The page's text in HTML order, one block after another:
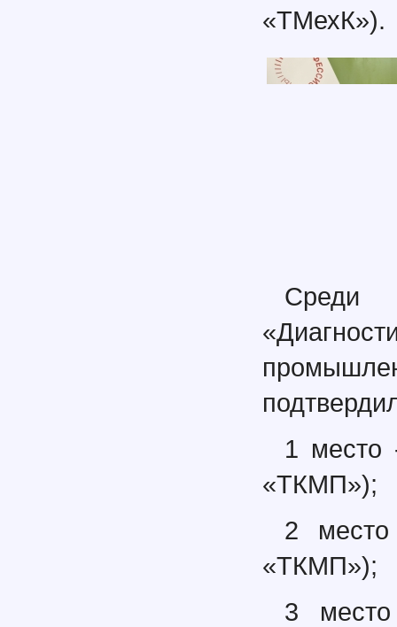
«ТМехК»).
Среди
1 место
«ТКМП»);
2
«ТКМП»);
3